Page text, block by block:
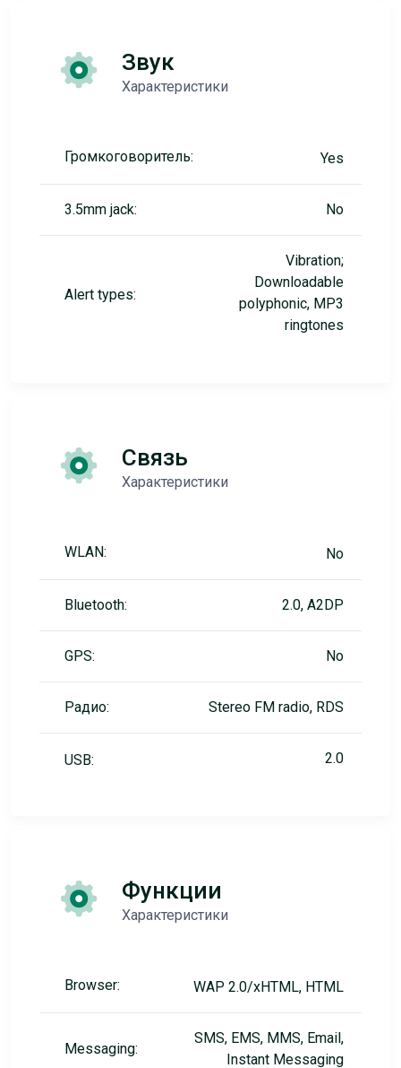
Звук
Характеристики
Громкоговоритель: Yes
3.5mm jack: No
Alert types:
Vibration;
Downloadable
polyphonic, MP3
ringtones
Связь
Характеристики
WLAN: No
Bluetooth: 2.0, A2DP
GPS: No
Радио: Stereo FM radio, RDS
USB: 2.0
Функции
Характеристики
Browser: WAP 2.0/xHTML, HTML
Messaging:
SMS, EMS, MMS, Email,
Instant Messaging